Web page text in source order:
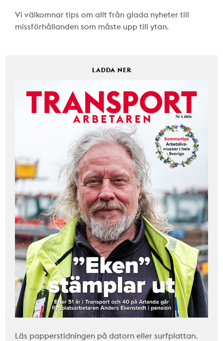
Vi välkomnar tips om allt från glada nyheter till
missförhållanden som måste upp till ytan.
LADDA NER
Läs papperstidningen på datorn eller surfplattan.